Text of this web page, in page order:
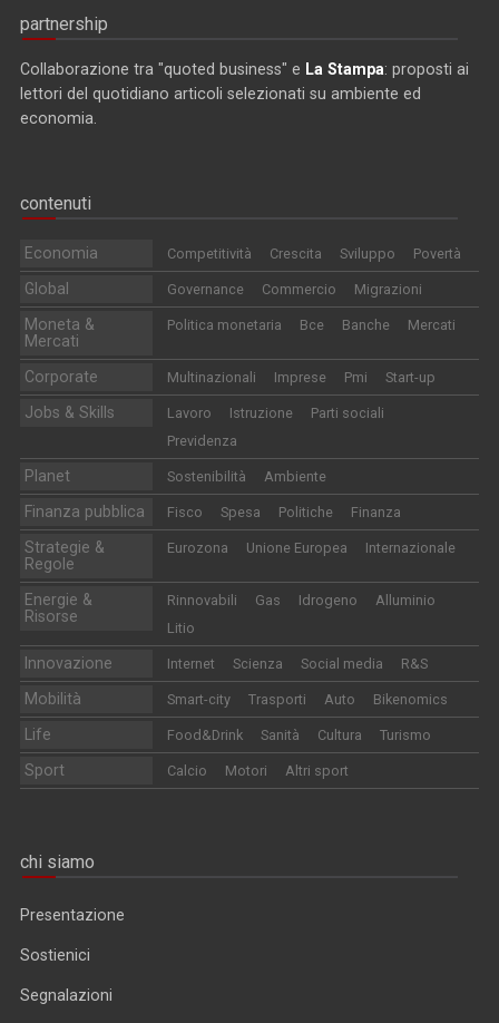
partnership
Collaborazione tra "quoted business" e La Stampa: proposti ai
lettori del quotidiano articoli selezionati su ambiente ed
economia.
contenuti
Economia Competitività Crescita Sviluppo Povertà
Global Governance Commercio Migrazioni
Moneta &
Mercati
Politica monetaria Bce Banche Mercati
Corporate Multinazionali Imprese Pmi Start-up
Jobs & Skills Lavoro Istruzione
Parti sociali
Previdenza
Planet Sostenibilità Ambiente
Finanza pubblica Fisco Spesa Politiche Finanza
Strategie &
Regole
Eurozona Unione Europea Internazionale
Energie &
Risorse
Rinnovabili Gas Idrogeno
Alluminio
Litio
Innovazione Internet Scienza Social media R&S
Mobilità Smart-city Trasporti Auto Bikenomics
Life Food&Drink Sanità Cultura Turismo
Sport Calcio Motori Altri sport
chi siamo
Presentazione
Sostienici
Segnalazioni